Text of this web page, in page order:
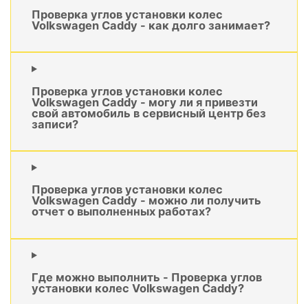
Проверка углов установки колес
Volkswagen Caddy - как долго занимает?
Проверка углов установки колес
Volkswagen Caddy - могу ли я привезти
свой автомобиль в сервисный центр без
записи?
Проверка углов установки колес
Volkswagen Caddy - можно ли получить
отчет о выполненных работах?
Где можно выполнить - Проверка углов
установки колес Volkswagen Caddy?